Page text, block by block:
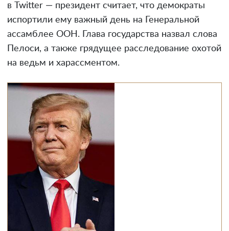
в Twitter — президент считает, что демократы
испортили ему важный день на Генеральной
ассамблее ООН. Глава государства назвал слова
Пелоси, а также грядущее расследование охотой
на ведьм и харассментом.